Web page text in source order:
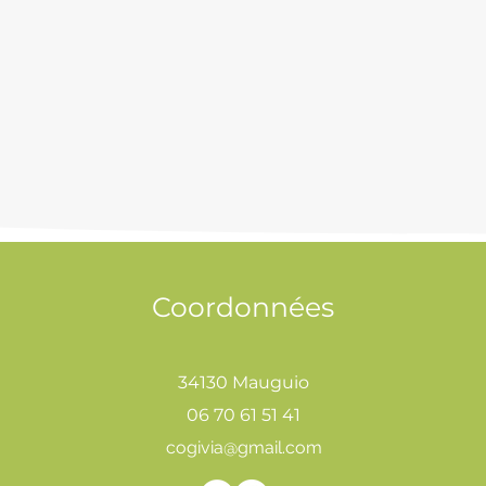
Coordonnées
34130 Mauguio
06 70 61 51 41
cogivia@gmail.com